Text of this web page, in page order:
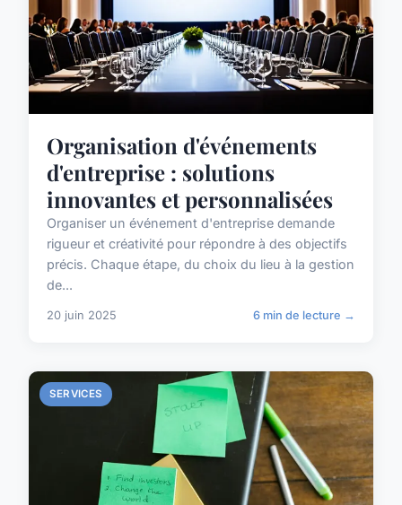
Organisation d'événements
d'entreprise : solutions
innovantes et personnalisées
Organiser un événement d'entreprise demande
rigueur et créativité pour répondre à des objectifs
précis. Chaque étape, du choix du lieu à la gestion
de...
20 juin 2025 6 min de lecture →
SERVICES